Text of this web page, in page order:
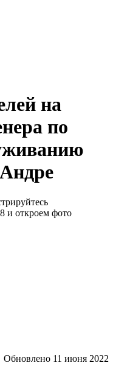
на
по
и откроем фото
Обновлено 11 июня 2022